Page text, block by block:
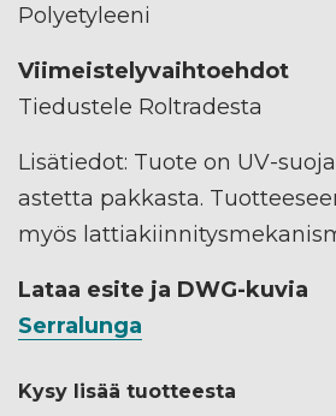
Polyetyleeni
Viimeistelyvaihtoehdot
Tiedustele Roltradesta
Lisätiedot: Tuote on UV-
astetta pakkasta.
myös
Lataa esite ja DWG-kuvia
Serralunga
Kysy lisää tuotteesta